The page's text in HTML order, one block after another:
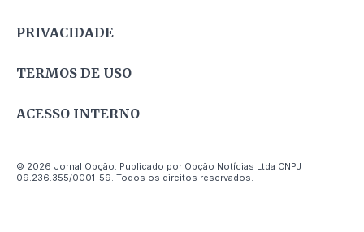
PRIVACIDADE
TERMOS DE USO
ACESSO INTERNO
© 2026 Jornal Opção. Publicado por Opção Notícias Ltda CNPJ
09.236.355/0001-59. Todos os direitos reservados.